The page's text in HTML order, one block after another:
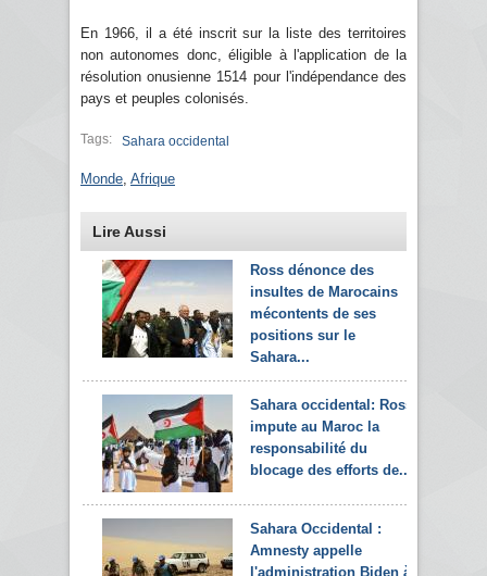
En 1966, il a été inscrit sur la liste des territoires
non autonomes donc, éligible à l'application de la
résolution onusienne 1514 pour l'indépendance des
pays et peuples colonisés.
Tags: Sahara occidental
Monde Afrique
Lire Aussi
Ross dénonce des
insultes de Marocains
mécontents de ses
positions sur le
Sahara...
Sahara occidental: Ross
impute au Maroc la
responsabilité du
blocage des efforts de...
Sahara Occidental :
Amnesty appelle
l'administration Biden à